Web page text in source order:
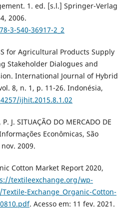
1. ed. [s.l.] Springer-Verlag
2006.
3-540-36917-2_2
for Agricultural Products Supply
Stakeholder Dialogues and
International Journal of Hybrid
8, n. 1, p. 11-26. Indonésia,
ijhit.2015.8.1.02
J. SITUAÇÃO DO MERCADO DE
Econômicas, São
2009.
Cotton Market Report 2020,
textileexchange.org/wp-
Exchange_Organic-Cotton-
. Acesso em: 11 fev. 2021.